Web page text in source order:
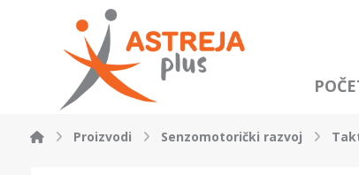
Proizvodi Senzomotorički razvoj